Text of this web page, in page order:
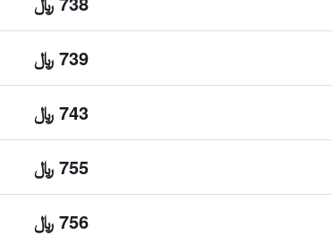
739 ﷼
743 ﷼
755 ﷼
756 ﷼